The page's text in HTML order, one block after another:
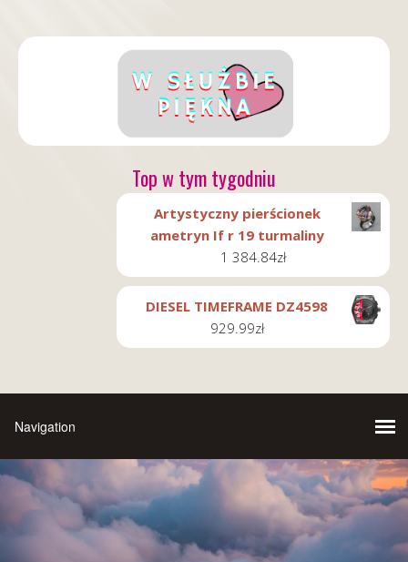
Top w tym tygodniu
Artystyczny pierścionek
ametryn If r 19 turmaliny
1 384.84zł
DIESEL TIMEFRAME DZ4598
929.99zł